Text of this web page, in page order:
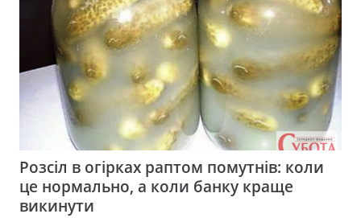
Розсіл в огірках раптом помутнів: коли
це нормально, а коли банку краще
викинути